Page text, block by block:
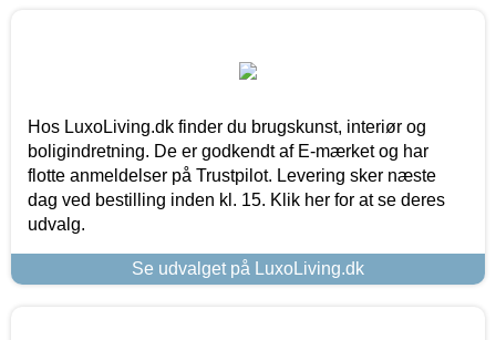
Hos LuxoLiving.dk finder du brugskunst, interiør og
boligindretning. De er godkendt af E-mærket og har
flotte anmeldelser på Trustpilot. Levering sker næste
dag ved bestilling inden kl. 15. Klik her for at se deres
udvalg.
Se udvalget på LuxoLiving.dk